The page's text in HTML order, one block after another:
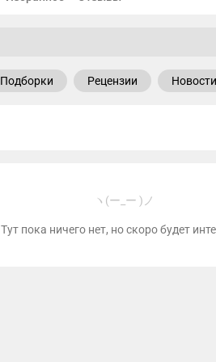
Подборки Рецензии Новости
ヽ(ー_ー )ノ
Тут пока ничего нет, но скоро будет